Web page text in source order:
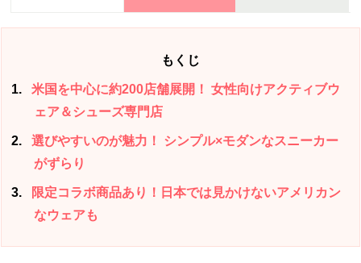
もくじ
1
米国を中心に約200店舗展開！ 女性向けアクティブウ
ェア＆シューズ専門店
2
選びやすいのが魅力！ シンプル×モダンなスニーカー
がずらり
3
限定コラボ商品あり！日本では見かけないアメリカン
なウェアも